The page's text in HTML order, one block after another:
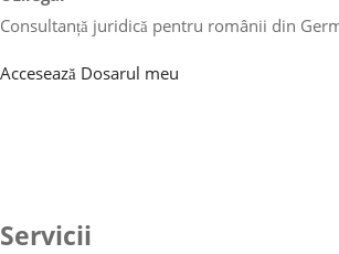
Consultanță juridică pentru românii din
Accesează Dosarul meu
Servicii